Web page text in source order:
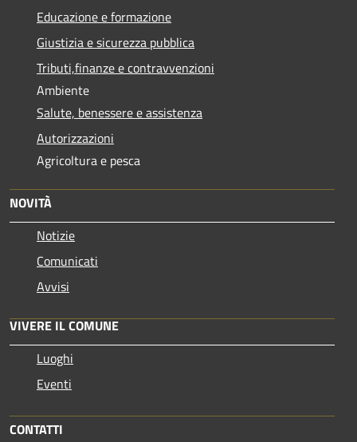
Educazione e formazione
Giustizia e sicurezza pubblica
Tributi,finanze e contravvenzioni
Ambiente
Salute, benessere e assistenza
Autorizzazioni
Agricoltura e pesca
NOVITÀ
Notizie
Comunicati
Avvisi
VIVERE IL COMUNE
Luoghi
Eventi
CONTATTI